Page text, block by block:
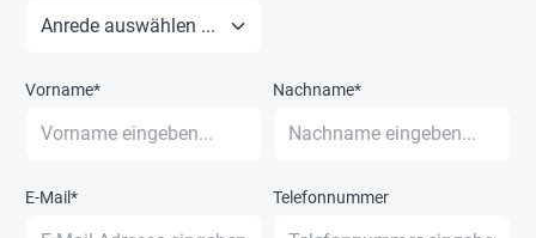
Vorname* Nachname*
E-Mail* Telefonnummer